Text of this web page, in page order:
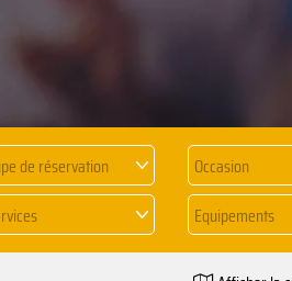
de réservation
Occasion
Equipements